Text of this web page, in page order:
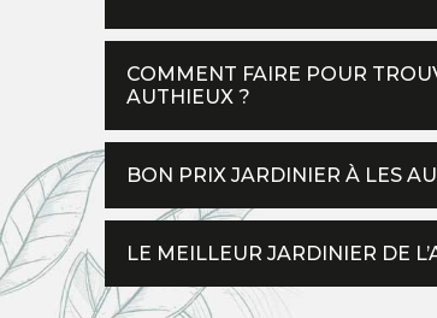
COMMENT FAIRE POUR
AUTHIEUX ?
BON PRIX JARDINIER À LES
LE MEILLEUR JARDINIER DE